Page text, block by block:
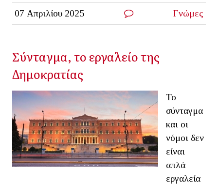
07 Απριλίου 2025 Γνώμες
Σύνταγμα, το εργαλείο της
Δημοκρατίας
Το
σύνταγμα
και οι
νόμοι δεν
είναι
απλά
εργαλεία